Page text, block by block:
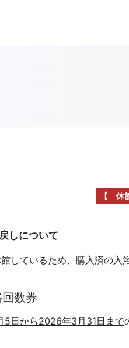
【 休
しについて
しているため、購入済の入
数券
5日から2026年3月31日まで